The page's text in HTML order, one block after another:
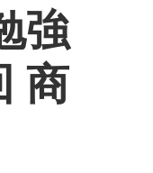
強
商